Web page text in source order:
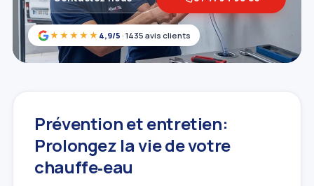
★★★★★ 4,9/5 · 1435 avis clients
Prévention et entretien:
Prolongez la vie de votre
chauffe‑eau